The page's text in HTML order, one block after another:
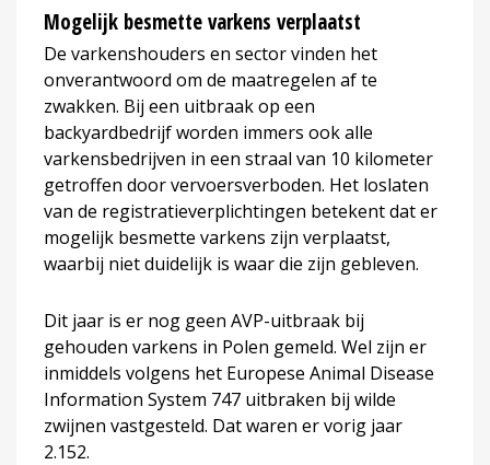
Mogelijk besmette varkens verplaatst
De varkenshouders en sector vinden het
onverantwoord om de maatregelen af te
zwakken. Bij een uitbraak op een
backyardbedrijf worden immers ook alle
varkensbedrijven in een straal van 10 kilometer
getroffen door vervoersverboden. Het loslaten
van de registratieverplichtingen betekent dat er
mogelijk besmette varkens zijn verplaatst,
waarbij niet duidelijk is waar die zijn gebleven.
Dit jaar is er nog geen AVP-uitbraak bij
gehouden varkens in Polen gemeld. Wel zijn er
inmiddels volgens het Europese Animal Disease
Information System 747 uitbraken bij wilde
zwijnen vastgesteld. Dat waren er vorig jaar
2.152.